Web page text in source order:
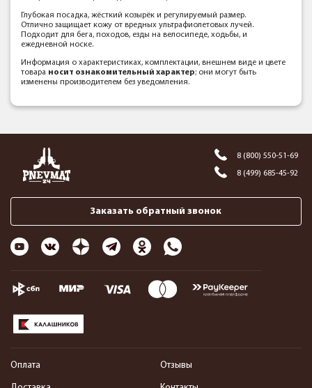
Глубокая посадка, жёсткий козырёк и регулируемый размер.
Отлично защищает кожу от вредных ультрафиолетовых лучей.
Подходит для бега, походов, езды на велосипеде, ходьбы, и
ежедневной носке.
Информация о характеристиках, комплектации, внешнем виде и цвете
товара носит ознакомительный характер; они могут быть
изменены производителем без уведомления.
8 (800) 550-51-69
8 (499) 685-45-92
Заказать обратный звонок
Оплата Отзывы